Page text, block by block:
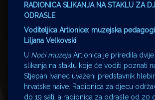
RADIONICA SLIKANJA NA STAKLU ZA
ODRASLE
Voditeljica Artionice: muzejska
Liljana Velkovski
U Noći muzeja Artionica je priredila
slikanja na staklu koje će voditi poznati
Stjepan Ivanec uvaženi predstavnik
hrvatske naive. Radionica za djecu
do 19 sati, a radionica za odrasle od 20